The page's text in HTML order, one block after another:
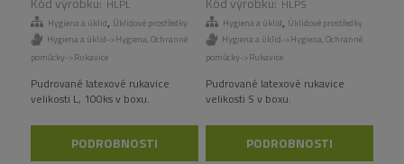
HLPL
Hygiena a úklid, Úklidové prostředky
Hygiena a úklid->Hygiena Ochranné
pomůcky->Rukavice
Pudrované latexové rukavice
velikosti L, 100ks v boxu.
PODROBNOSTI
HLPS
Hygiena a úklid, Úklidové prostředky
Hygiena a úklid->Hygiena Ochranné
pomůcky->Rukavice
Pudrované latexové rukavice
velikosti S v boxu.
PODROBNOSTI